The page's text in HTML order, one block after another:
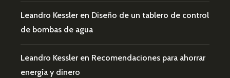
Leandro Kessler en Diseño de un tablero de control
de bombas de agua
Leandro Kessler en Recomendaciones para ahorrar
energía y dinero